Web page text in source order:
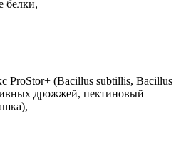
белки,
ProStor+ (Bacillus subtillis, Bacillus
дрожжей, пектиновый